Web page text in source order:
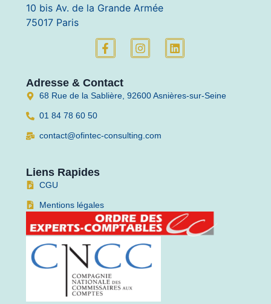
10 bis Av. de la Grande Armée
75017 Paris
Adresse & Contact
68 Rue de la Sablière, 92600 Asnières-sur-Seine
01 84 78 60 50
contact@ofintec-consulting.com
Liens Rapides
CGU
Mentions légales